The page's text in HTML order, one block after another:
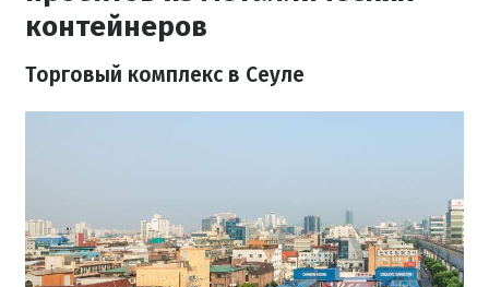
контейнеров
Торговый комплекс в Сеуле